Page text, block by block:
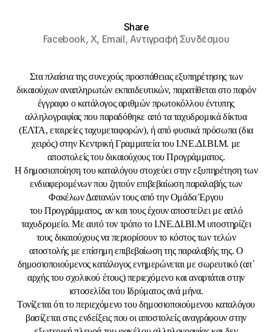
Share
Facebook,X, Email,Αντιγραφή Συνδέσμου
Στα πλαίσια της συνεχούς προσπάθειας εξυπηρέτησης των
δικαιούχων αναπληρωτών εκπαιδευτικών, παρατίθεται στο παρόν
έγγραφο ο κατάλογος αριθμών πρωτοκόλλου έντυπης
αλληλογραφίας που παραδόθηκε από τα ταχυδρομικά δίκτυα
(ΕΛΤΑ, εταιρείες ταχυμεταφορών), ή από φυσικά πρόσωπα (δια
χειρός) στην Κεντρική Γραμματεία του Ι.ΝΕ.ΔΙ.ΒΙ.Μ. με
αποστολείς του δικαιούχους του Προγράμματος.
Η δημοσιοποίηση του καταλόγου στοχεύει στην εξυπηρέτηση των
ενδιαφερομένων που ζητούν επιβεβαίωση παραλαβής των
Φακέλων Δαπανών τους από την Ομάδα Έργου
του Προγράμματος, αν και τους έχουν αποστείλει με απλό
ταχυδρομείο. Με αυτό τον τρόπο το Ι.ΝΕ.ΔΙ.ΒΙ.Μ υποστηρίζει
τους δικαιούχους να περιορίσουν το κόστος των τελών
αποστολής με επίσημη επιβεβαίωση της παραλαβής της. Ο
δημοσιοποιούμενος κατάλογος ενημερώνεται με σωρευτικό (απ΄
αρχής του σχολικού έτους) περιεχόμενο και αναρτάται στην
ιστοσελίδα του Ιδρύματος ανά μήνα.
Τονίζεται ότι το περιεχόμενο του δημοσιοποιούμενου καταλόγου
βασίζεται στις ενδείξεις που οι αποστολείς αναγράφουν στην